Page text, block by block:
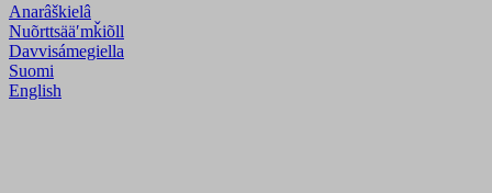
Anarâškielâ
Nuõrttsääʹmǩiõll
Davvisámegiella
Suomi
English